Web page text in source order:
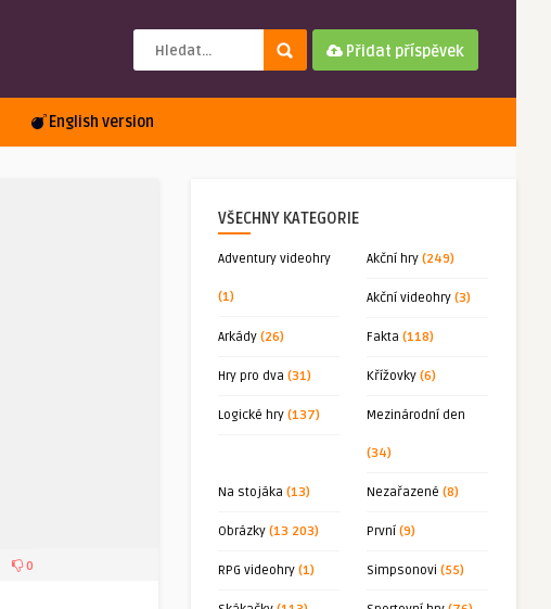
Přidat příspěvek
English version
0
VŠECHNY KATEGORIE
Adventury videohry
(1)
Akční hry (249)
Akční videohry (3)
Arkády (26) Fakta (118)
Hry pro dva (31) Křížovky (6)
Logické hry (137) Mezinárodní den
(34)
Na stojáka (13) Nezařazené (8)
Obrázky (13 203) První (9)
RPG videohry (1) Simpsonovi (55)